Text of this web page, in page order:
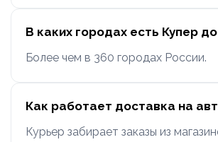
В каких городах есть Купер
Более чем в 360 городах России.
Как работает доставка на
Курьер забирает заказы из